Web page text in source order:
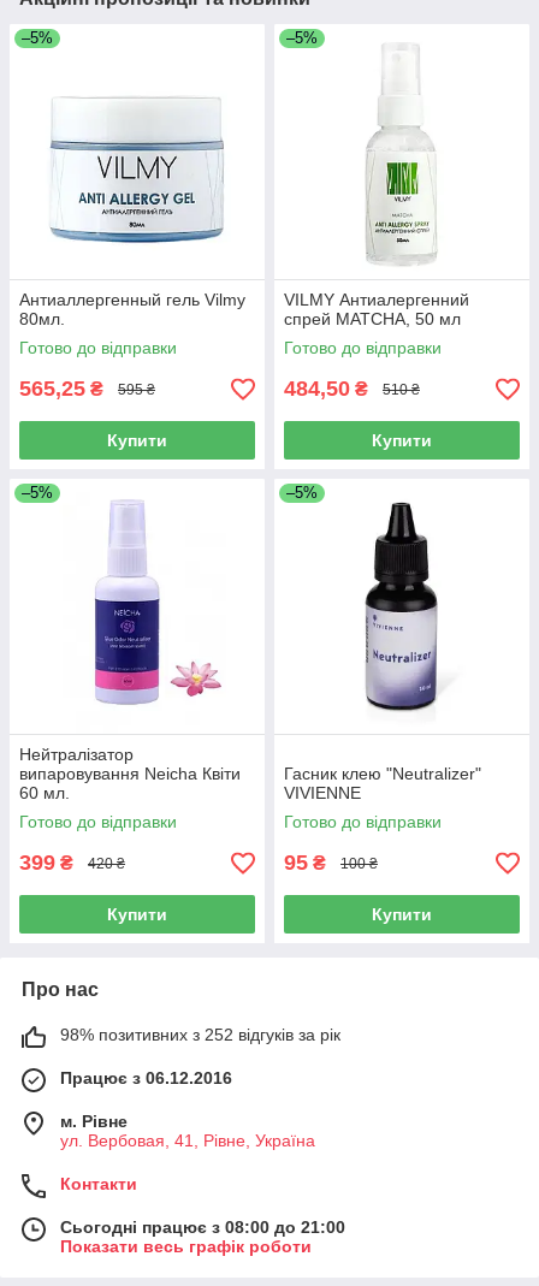
–5%
Антиаллергенный гель Vilmy
80мл.
Готово до відправки
565,25 ₴ 595 ₴
Купити
–5%
VILMY Антиалергенний
спрей MATCHA, 50 мл
Готово до відправки
484,50 ₴ 510 ₴
Купити
–5%
Нейтралізатор
випаровування Neicha Квіти
60 мл.
Готово до відправки
399 ₴ 420 ₴
Купити
–5%
Гасник клею "Neutralizer"
VIVIENNE
Готово до відправки
95 ₴ 100 ₴
Купити
Про нас
98% позитивних з 252 відгуків за рік
Працює з 06.12.2016
м. Рівне
ул. Вербовая, 41, Рівне, Україна
Контакти
Сьогодні працює з 08:00 до 21:00
Показати весь графік роботи